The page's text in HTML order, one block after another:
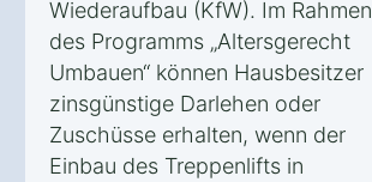
Wiederaufbau (KfW). Im Rahmen
des Programms „Altersgerecht
Umbauen“ können Hausbesitzer
zinsgünstige Darlehen oder
Zuschüsse erhalten, wenn der
Einbau des Treppenlifts in